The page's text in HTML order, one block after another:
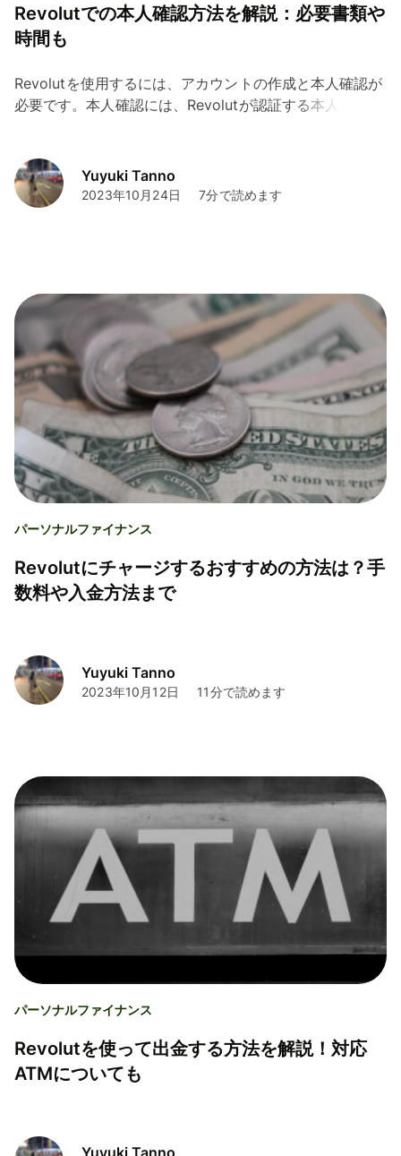
Revolutでの本人確認方法を解説：必要書類や
時間も
Revolutを使用するには、アカウントの作成と本人確認が
必要です。本人確認には、Revolutが認証する本人確認書
Yuyuki Tanno
2023年10月24日 7分で読めます
パーソナルファイナンス
Revolutにチャージするおすすめの方法は？手
数料や入金方法まで
Yuyuki Tanno
2023年10月12日 11分で読めます
パーソナルファイナンス
Revolutを使って出金する方法を解説！対応
ATMについても